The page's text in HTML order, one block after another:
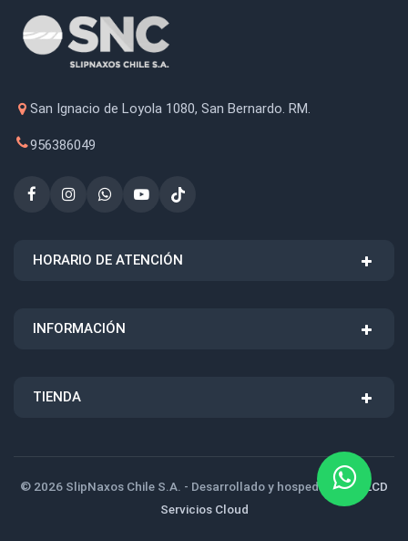
San Ignacio de Loyola 1080, San Bernardo. RM.
956386049
HORARIO DE ATENCIÓN
INFORMACIÓN
TIENDA
© 2026 SlipNaxos Chile S.A. - Desarrollado y hospedado por
LCD
Servicios Cloud